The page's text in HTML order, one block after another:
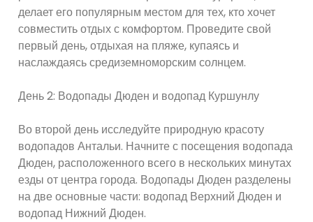
делает его популярным местом для тех, кто хочет
совместить отдых с комфортом. Проведите свой
первый день, отдыхая на пляже, купаясь и
наслаждаясь средиземноморским солнцем.
День 2: Водопады Дюден и водопад Куршунлу
Во второй день исследуйте природную красоту
водопадов Антальи. Начните с посещения водопада
Дюден, расположенного всего в нескольких минутах
езды от центра города. Водопады Дюден разделены
на две основные части: водопад Верхний Дюден и
водопад Нижний Дюден.